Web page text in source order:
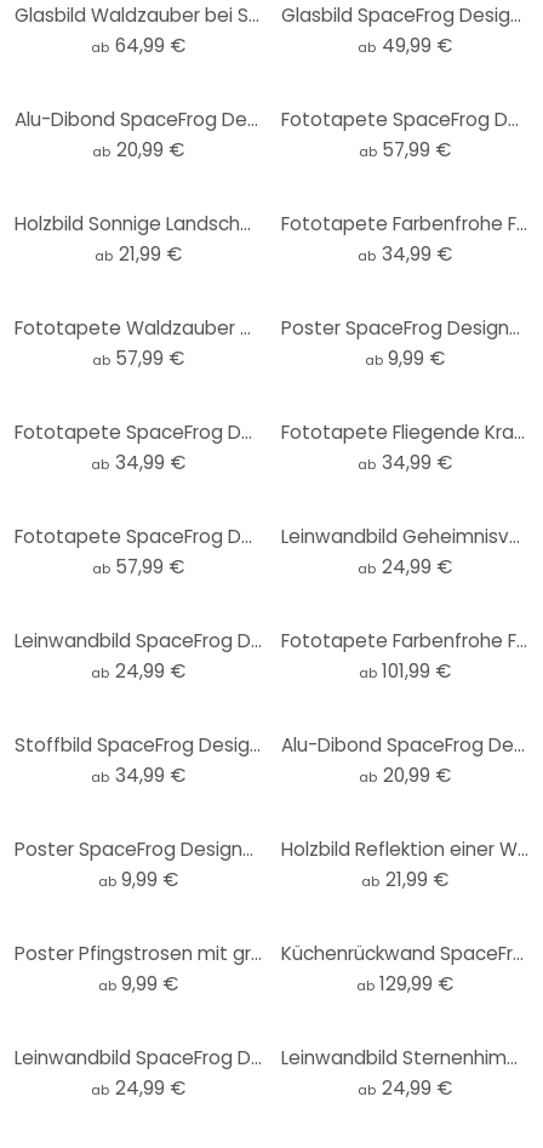
Glasbild Waldzauber bei Sonnenuntergang - SpaceFrog Designs
ab 64,99 €
Glasbild SpaceFrog Designs - Blau und Gold - Rund
ab 49,99 €
Alu-Dibond SpaceFrog Designs - Herbstmorgen - Rund
ab 20,99 €
Fototapete SpaceFrog Designs - Sonnenaufgang am See
ab 57,99 €
Holzbild Sonnige Landschaft in Blau und Gold - SpaceFrog Designs - Rund
ab 21,99 €
Fototapete Farbenfrohe Frühlingswiese - SpaceFrog Designs - Rund - Selbstklebend/Vlies
ab 34,99 €
Fototapete Waldzauber bei Sonnenuntergang - Waldtapete - SpaceFrog Designs
ab 57,99 €
Poster SpaceFrog Designs - Nebliger Wald
ab 9,99 €
Fototapete SpaceFrog Designs - Meerestreiben - Rund - Selbstklebend/Vlies
ab 34,99 €
Fototapete Fliegende Kraniche - SpaceFrog Designs - Rund - Selbstklebend/Vlies
ab 34,99 €
Fototapete SpaceFrog Designs - Goldener Oktopus
ab 57,99 €
Leinwandbild Geheimnisvoller Nebel im Wald - SpaceFrog Designs
ab 24,99 €
Leinwandbild SpaceFrog Designs - Goldene Kraniche
ab 24,99 €
Fototapete Farbenfrohe Frühlingswiese - SpaceFrog Designs
ab 101,99 €
Stoffbild SpaceFrog Designs - Goldene Kraniche - Panorama
ab 34,99 €
Alu-Dibond SpaceFrog Designs - Tagesanbruch - Rund
ab 20,99 €
Poster SpaceFrog Designs - Eleganz
ab 9,99 €
Holzbild Reflektion einer Winterlandschaft - SpaceFrog Designs - Rund
ab 21,99 €
Poster Pfingstrosen mit großen Blüten - SpaceFrog Designs
ab 9,99 €
Küchenrückwand SpaceFrog Designs - Rosa Sonne
ab 129,99 €
Leinwandbild SpaceFrog Designs - Meerestreiben
ab 24,99 €
Leinwandbild Sternenhimmel im Winter - SpaceFrog Designs
ab 24,99 €